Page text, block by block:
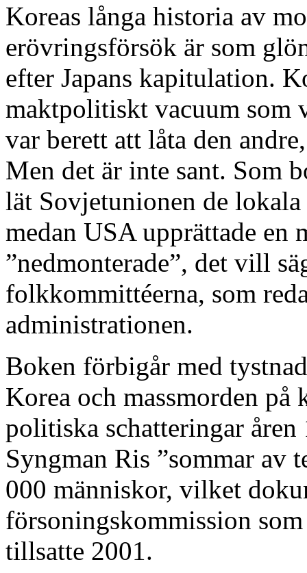
Koreas långa historia av
erövringsförsök är som
efter Japans kapitulation.
maktpolitiskt vacuum som
var berett att låta den
Men det är inte sant. Som
lät Sovjetunionen de
medan USA upprättade
”nedmonterade”, det vill
folkkommittéerna, som
administrationen.
Boken förbigår med
Korea och massmorden
politiska schatteringar
Syngman Ris ”sommar av
000 människor, vilket
försoningskommission
tillsatte 2001.